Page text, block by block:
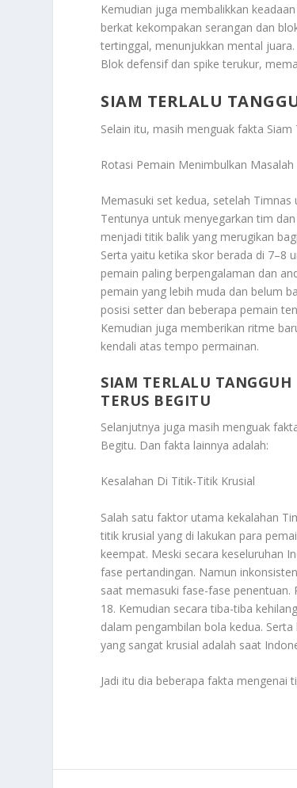
Kemudian juga membalikkan
berkat kekompakan serangan dan
tertinggal, menunjukkan mental
Blok defensif dan spike terukur,
SIAM TERLALU
Selain itu, masih menguak fakta Siam
Rotasi Pemain Menimbulkan Masalah
Memasuki set kedua, setelah
Tentunya untuk menyegarkan tim
menjadi titik balik yang merugikan
Serta yaitu ketika skor berada di 7–8
pemain paling berpengalaman dan
pemain yang lebih muda dan belum
posisi setter dan beberapa pemain
Kemudian juga memberikan ritme
kendali atas tempo permainan.
SIAM TERLALU
TERUS BEGITU
Selanjutnya juga masih menguak
Begitu. Dan fakta lainnya adalah:
Kesalahan Di Titik-Titik Krusial
Salah satu faktor utama kekalahan
titik krusial yang di lakukan para
keempat. Meski secara keseluruhan
fase pertandingan. Namun
saat memasuki fase-fase
18. Kemudian secara tiba-tiba
dalam pengambilan bola kedua.
yang sangat krusial adalah saat
Jadi itu dia beberapa fakta mengenai